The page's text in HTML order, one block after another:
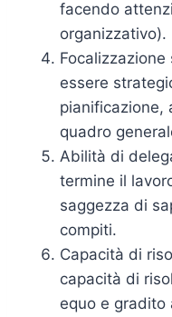
facendo
organizzativo).
essere
pianificazione,
quadro
Abilità di
termine il
saggezza di
compiti.
Capacità di
capacità di
equo e gradito